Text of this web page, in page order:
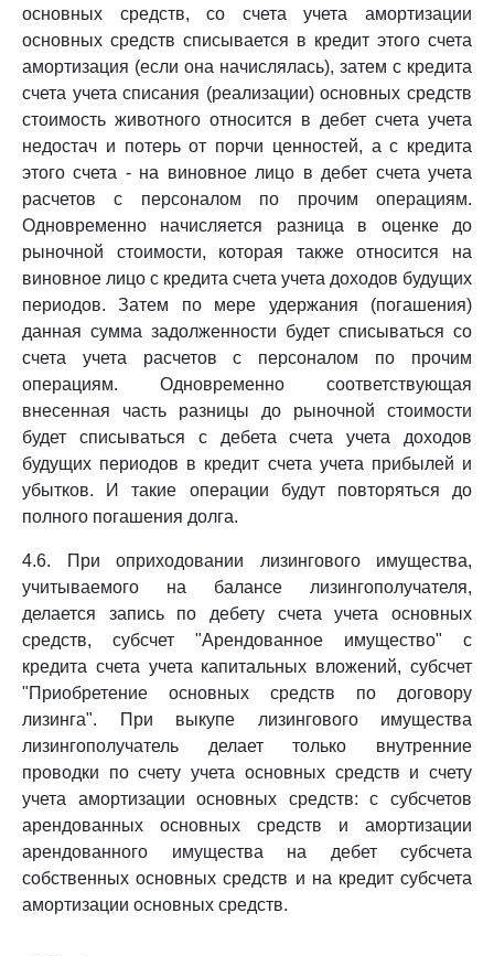
основных средств, со счета учета амортизации
основных средств списывается в кредит этого счета
амортизация (если она начислялась), затем с кредита
счета учета списания (реализации) основных средств
стоимость животного относится в дебет счета учета
недостач и потерь от порчи ценностей, а с кредита
этого счета - на виновное лицо в дебет счета учета
расчетов с персоналом по прочим операциям.
Одновременно начисляется разница в оценке до
рыночной стоимости, которая также относится на
виновное лицо с кредита счета учета доходов будущих
периодов. Затем по мере удержания (погашения)
данная сумма задолженности будет списываться со
счета учета расчетов с персоналом по прочим
операциям. Одновременно соответствующая
внесенная часть разницы до рыночной стоимости
будет списываться с дебета счета учета доходов
будущих периодов в кредит счета учета прибылей и
убытков. И такие операции будут повторяться до
полного погашения долга.
4.6. При оприходовании лизингового имущества,
учитываемого на балансе лизингополучателя,
делается запись по дебету счета учета основных
средств, субсчет "Арендованное имущество" с
кредита счета учета капитальных вложений, субсчет
"Приобретение основных средств по договору
лизинга". При выкупе лизингового имущества
лизингополучатель делает только внутренние
проводки по счету учета основных средств и счету
учета амортизации основных средств: с субсчетов
арендованных основных средств и амортизации
арендованного имущества на дебет субсчета
собственных основных средств и на кредит субсчета
амортизации основных средств.